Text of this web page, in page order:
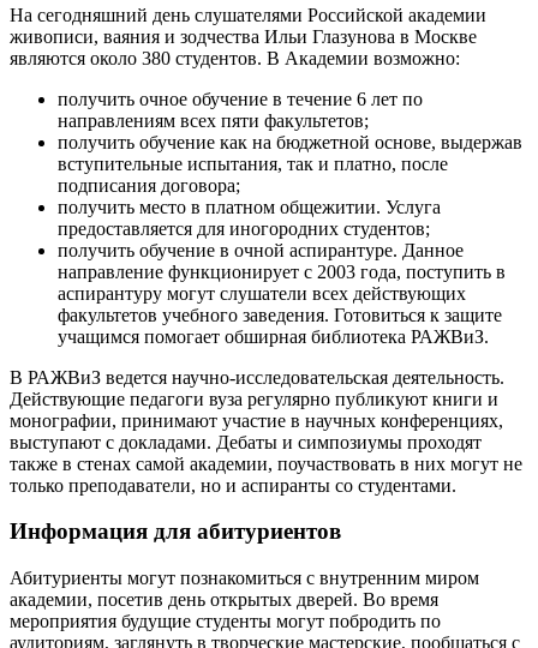
На сегодняшний день слушателями Российской академии
живописи, ваяния и зодчества Ильи Глазунова в Москве
являются около 380 студентов. В Академии возможно:
получить очное обучение в течение 6 лет по
направлениям всех пяти факультетов;
получить обучение как на бюджетной основе, выдержав
вступительные испытания, так и платно, после
подписания договора;
получить место в платном общежитии. Услуга
предоставляется для иногородних студентов;
получить обучение в очной аспирантуре. Данное
направление функционирует с 2003 года, поступить в
аспирантуру могут слушатели всех действующих
факультетов учебного заведения. Готовиться к защите
учащимся помогает обширная библиотека РАЖВиЗ.
В РАЖВиЗ ведется научно-исследовательская деятельность.
Действующие педагоги вуза регулярно публикуют книги и
монографии, принимают участие в научных конференциях,
выступают с докладами. Дебаты и симпозиумы проходят
также в стенах самой академии, поучаствовать в них могут не
только преподаватели, но и аспиранты со студентами.
Информация для абитуриентов
Абитуриенты могут познакомиться с внутренним миром
академии, посетив день открытых дверей. Во время
мероприятия будущие студенты могут побродить по
аудиториям, заглянуть в творческие мастерские, пообщаться с